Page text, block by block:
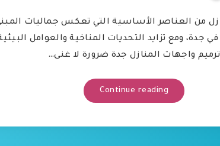
من العناصر الأساسية التي تعكس جماليات
جدة، ومع تزايد التحديات المناخية والعوامل
ترميم واجهات المنازل جدة ضرورة لا غنى…
Continue reading